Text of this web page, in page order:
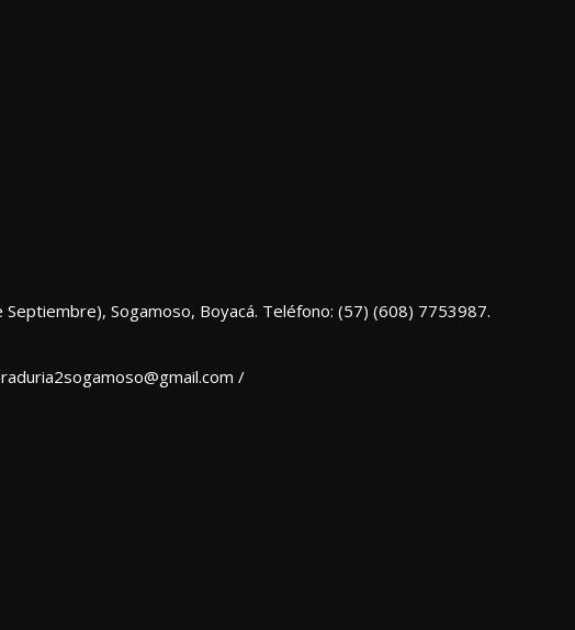
Sogamoso, Boyacá. Teléfono: (57) (608) 7753987.
/